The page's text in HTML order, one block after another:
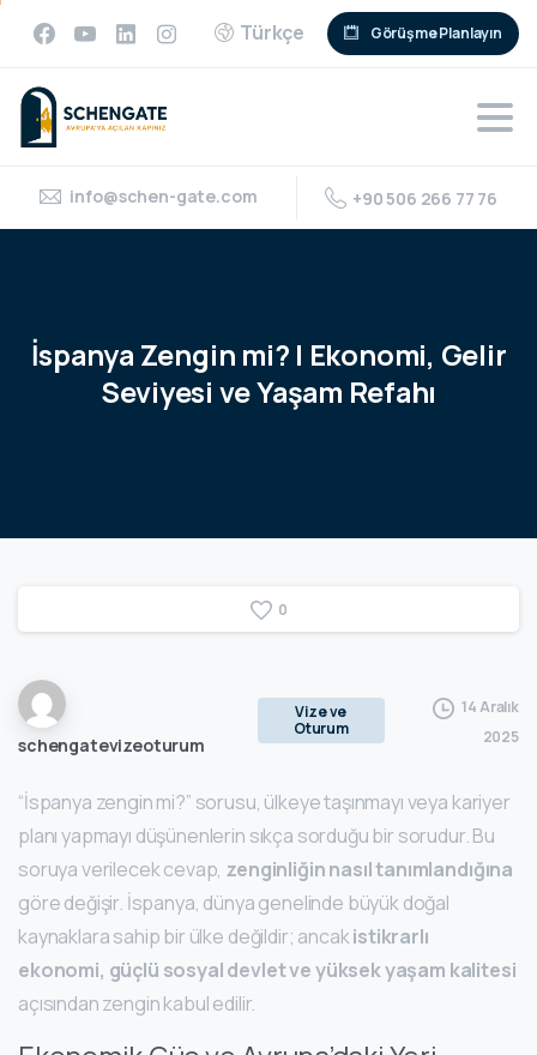
Türkçe Görüşme Planlayın
info@schen-gate.com +90 506 266 77 76
İspanya Zengin mi? | Ekonomi, Gelir
Seviyesi veYaşam Refahı
0
schengatevizeoturum
Vize ve
Oturum
14 Aralık
2025
“İspanya zengin mi?” sorusu, ülkeye taşınmayı veya kariyer
planı yapmayı düşünenlerin sıkça sorduğu bir sorudur. Bu
soruya verilecek cevap, zenginliğin nasıl tanımlandığına
göre değişir. İspanya, dünya genelinde büyük doğal
kaynaklara sahip bir ülke değildir; ancakistikrarlı
ekonomi, güçlü sosyal devlet ve yüksek yaşam kalitesi
açısından zengin kabul edilir.